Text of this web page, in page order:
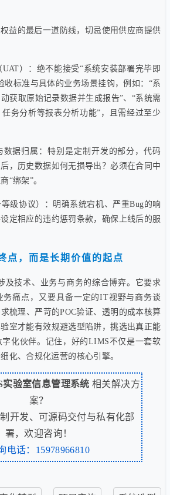
益的最后一道防线，切忌使用供应商提供
）：绝不能接受“系统安装部署完毕即
收标准与具体的业务场景挂钩，例如：“系
获取原始记录数据并生成报告”、“系统需
务分析等报表分析功能”，且需经过至少
数据归属：特别是定制开发的部分，代码
，历史数据如何无损导出？必须在合同中
“绑架”。
级协议）：明确系统宕机、严重Bug的响
定相应的违约惩罚条款，确保上线后的服
点，而是长期价值的起点
及技术、业务与商务的综合博弈。它要求
务痛点，又要具备一定的IT视野与商务谈
梳理、严苛的POC验证、透明的成本核算
室才能有效规避选型陷阱，挑选出真正能
化伙伴。记住，好的LIMS不仅是一套软
化、合规化运营的核心引擎。
验室信息管理系统 相关解决方
案？
开发、可源码交付与私有化部
署，欢迎咨询！
电话：15978966810